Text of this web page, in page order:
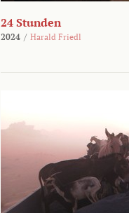
24 Stunden
2024 / Harald Friedl